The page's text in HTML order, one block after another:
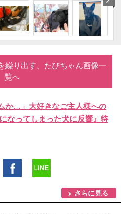
繰り出す、たびちゃん画像一
覧へ
か…」大好きなご主人様への
なってしまった犬に反響』特
さらに見る